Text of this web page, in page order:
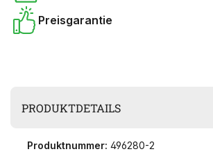
Preisgarantie
PRODUKTDETAILS
Produktnummer: 496280-2